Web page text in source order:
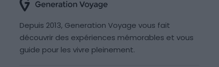
Depuis 2013, Generation Voyage vous fait
découvrir des expériences mémorables et vous
guide pour les vivre pleinement.